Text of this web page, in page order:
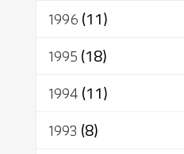
1996(11)
1995(18)
1994(11)
1993 (8)